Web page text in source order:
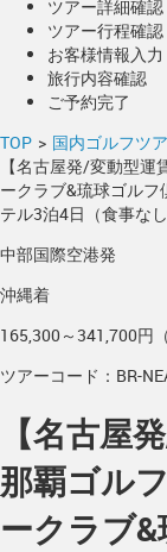
ツアー詳細確認
ツアー行程確認
お客様情報入力
旅行内容確認
ご予約完了
TOP > 国内ゴルフツ
【名古屋発/変動型
ークラブ&琉球ゴル
テル3泊4日（食事なし
中部国際空港発
沖縄着
165,300～341,700円
ツアーコード：BR-
【名古屋
那覇ゴル
ークラブ